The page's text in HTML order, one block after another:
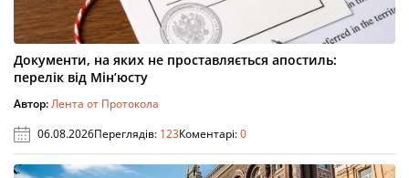
Документи, на яких не проставляється апостиль:
перелік від Мін’юсту
Автор:Лента от Протокола
06.08.2026Переглядів: 123Коментарі:0